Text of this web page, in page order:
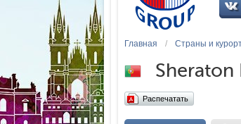
Главная / Страны и
Sheraton
Распечатать